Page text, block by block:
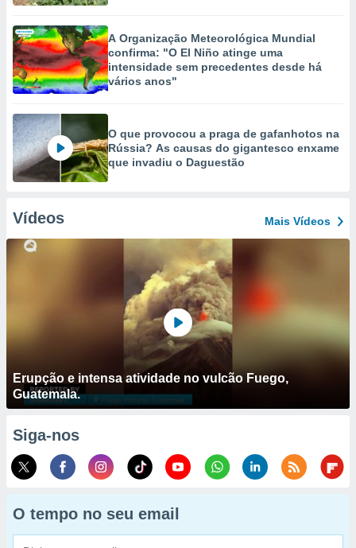
A Organização Meteorológica Mundial
confirma: "O El Niño atinge uma
intensidade sem precedentes desde há
vários anos"
O que provocou a praga de gafanhotos na
Rússia? As causas do gigantesco enxame
que invadiu o Daguestão
Vídeos Mais Vídeos
Erupção e intensa atividade no vulcão Fuego,
Guatemala.
Siga-nos
O tempo no seu email